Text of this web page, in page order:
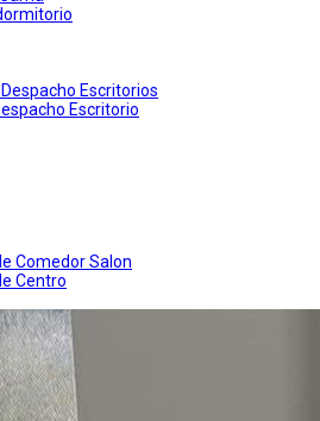
Escritorios
Escritorio
Comedor Salon
Centro